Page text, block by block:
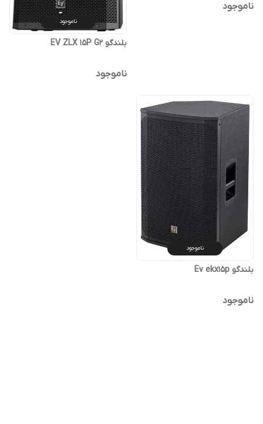
ناموجود
ناموجود
بلندگو EV ZLX 15P G2
ناموجود
ناموجود
بلندگو Ev ekx15p
ناموجود